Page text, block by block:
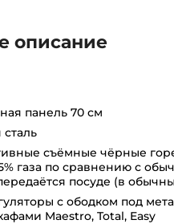
описание
панель 70 см
съёмные чёрные
газа по сравнению с
посуде (в
с ободком под
Maestro, Total, Easy